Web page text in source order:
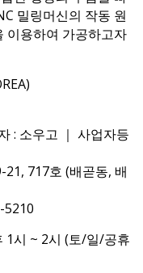
밀링머신의 작동 원
이용하여 가공하고자
: 소우고 ｜ 사업자등
717호 (배곧동, 배
5210
1시 ~ 2시 (토/일/공휴